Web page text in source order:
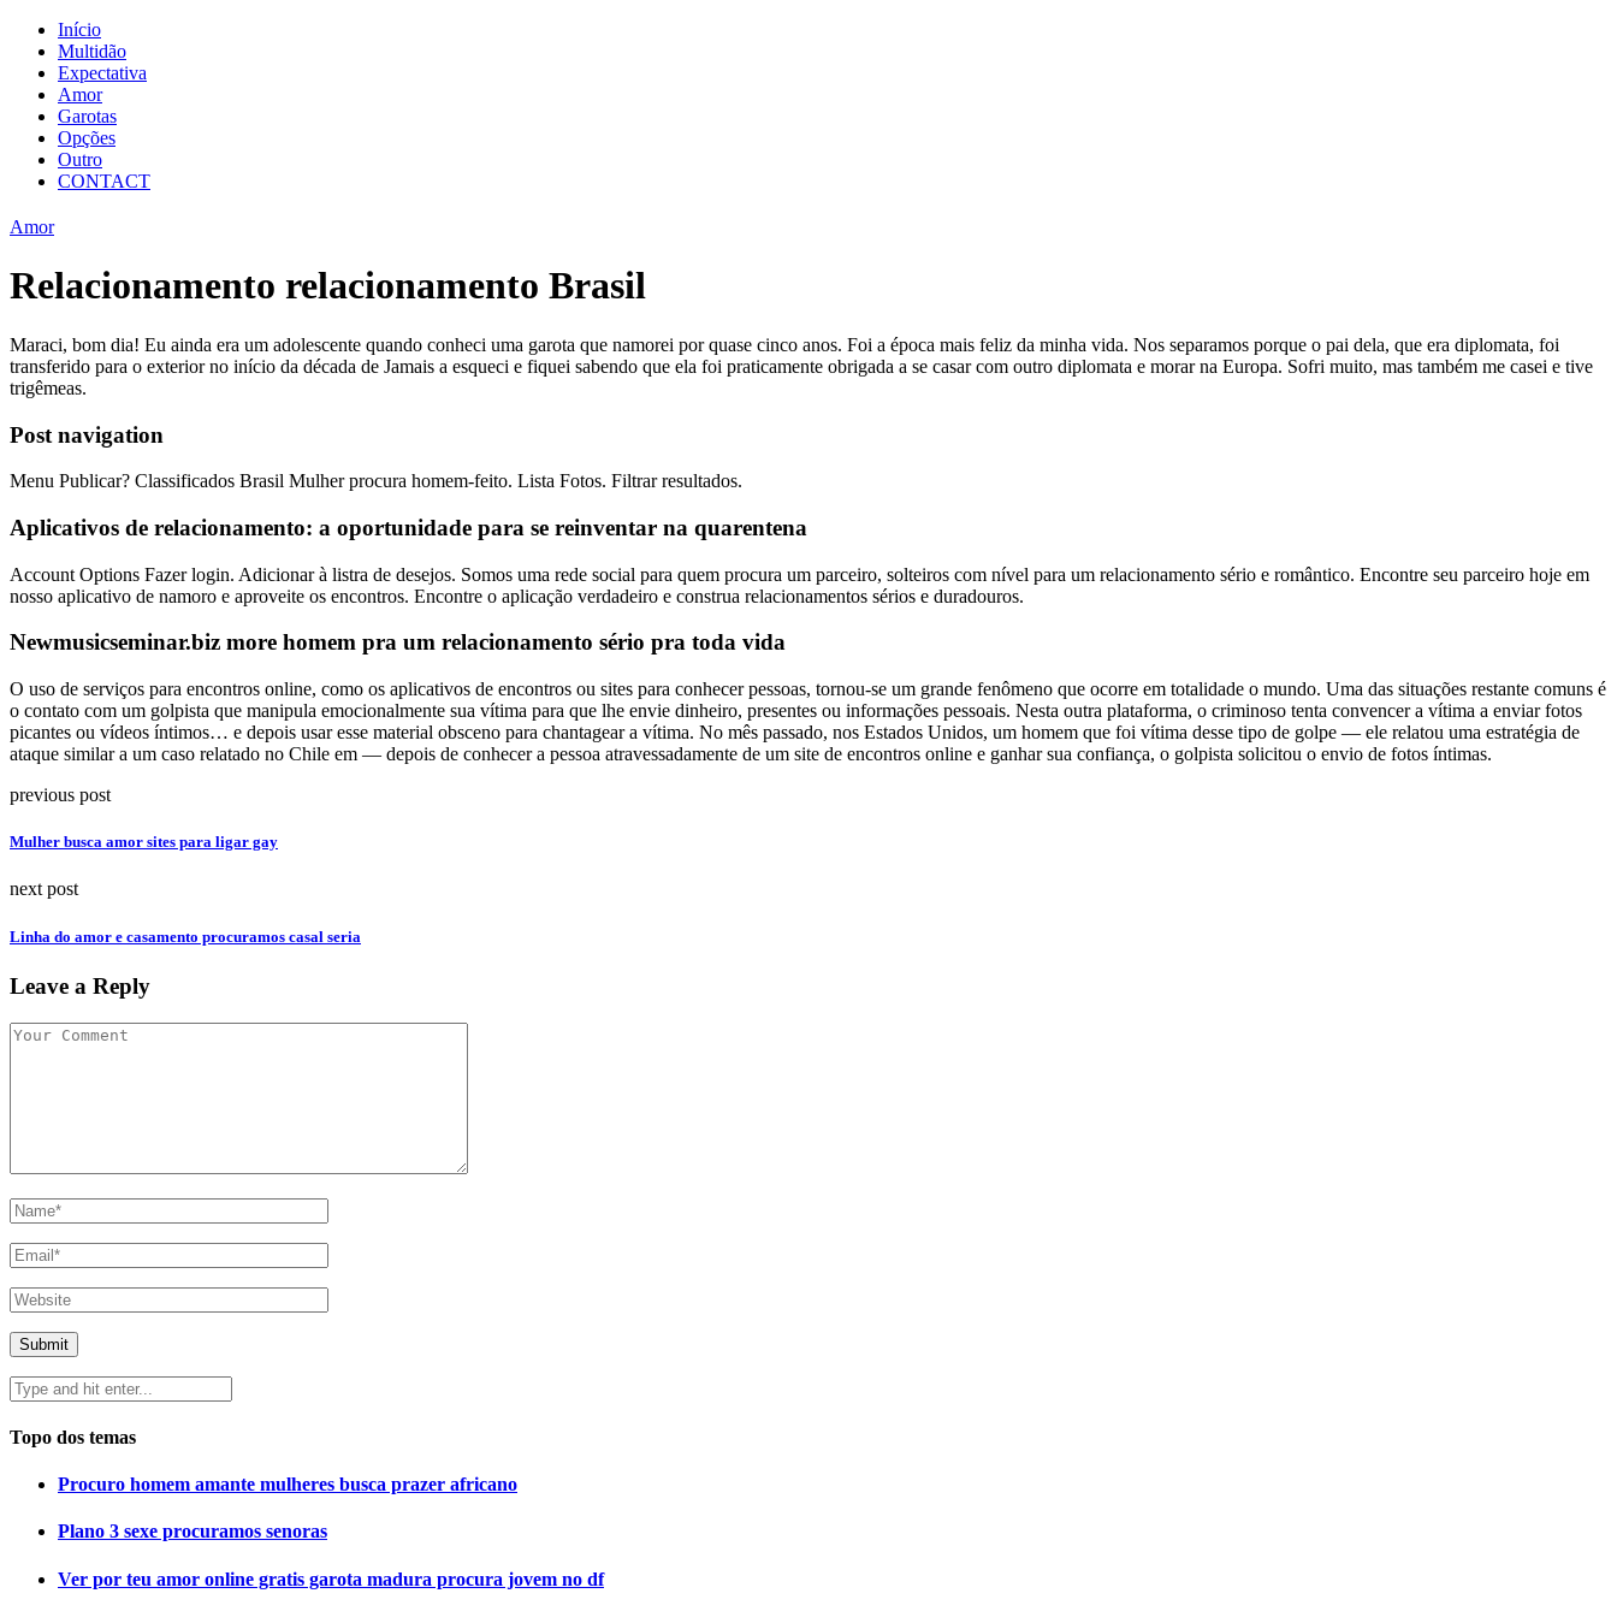
Início
Multidão
Expectativa
Amor
Garotas
Opções
Outro
CONTACT
Amor
Relacionamento relacionamento Brasil
Maraci, bom dia! Eu ainda era um adolescente quando conheci uma garota que namorei por quase cinco anos. Foi a época mais feliz da minha vida. Nos separamos porque o pai dela, que era diplomata, foi
transferido para o exterior no início da década de Jamais a esqueci e fiquei sabendo que ela foi praticamente obrigada a se casar com outro diplomata e morar na Europa. Sofri muito, mas também me casei e tive
trigêmeas.
Post navigation
Menu Publicar? Classificados Brasil Mulher procura homem-feito. Lista Fotos. Filtrar resultados.
Aplicativos de relacionamento: a oportunidade para se reinventar na quarentena
Account Options Fazer login. Adicionar à listra de desejos. Somos uma rede social para quem procura um parceiro, solteiros com nível para um relacionamento sério e romântico. Encontre seu parceiro hoje em
nosso aplicativo de namoro e aproveite os encontros. Encontre o aplicação verdadeiro e construa relacionamentos sérios e duradouros.
Newmusicseminar.biz more homem pra um relacionamento sério pra toda vida
O uso de serviços para encontros online, como os aplicativos de encontros ou sites para conhecer pessoas, tornou-se um grande fenômeno que ocorre em totalidade o mundo. Uma das situações restante comuns é
o contato com um golpista que manipula emocionalmente sua vítima para que lhe envie dinheiro, presentes ou informações pessoais. Nesta outra plataforma, o criminoso tenta convencer a vítima a enviar fotos
picantes ou vídeos íntimos… e depois usar esse material obsceno para chantagear a vítima. No mês passado, nos Estados Unidos, um homem que foi vítima desse tipo de golpe — ele relatou uma estratégia de
ataque similar a um caso relatado no Chile em — depois de conhecer a pessoa atravessadamente de um site de encontros online e ganhar sua confiança, o golpista solicitou o envio de fotos íntimas.
previous post
Mulher busca amor sites para ligar gay
next post
Linha do amor e casamento procuramos casal seria
Leave a Reply
Topo dos temas
Procuro homem amante mulheres busca prazer africano
Plano 3 sexe procuramos senoras
Ver por teu amor online gratis garota madura procura jovem no df